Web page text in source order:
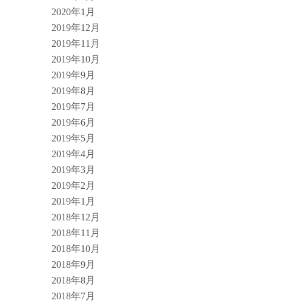
2020年1月
2019年12月
2019年11月
2019年10月
2019年9月
2019年8月
2019年7月
2019年6月
2019年5月
2019年4月
2019年3月
2019年2月
2019年1月
2018年12月
2018年11月
2018年10月
2018年9月
2018年8月
2018年7月